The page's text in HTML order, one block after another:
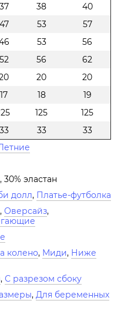
37 38
40
47 53
57
53
56
52 56
62
20
20
17 18
19
125
125
33 33
33
30% эластан
долл, Платье-футболка
, Оверсайз,
колено, Миди, Ниже
, С разрезом сбоку
, Для беременных